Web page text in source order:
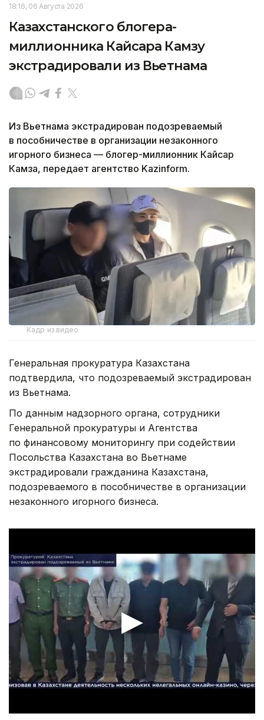
18:16, 06 Августа 2026
Казахстанского блогера-
миллионника Кайсара Камзу
экстрадировали из Вьетнама
Из Вьетнама экстрадирован подозреваемый
в пособничестве в организации незаконного
игорного бизнеса — блогер-миллионник Кайсар
Камза, передает агентство Kazinform.
Кадр из видео
Генеральная прокуратура Казахстана
подтвердила, что подозреваемый экстрадирован
из Вьетнама.
По данным надзорного органа, сотрудники
Генеральной прокуратуры и Агентства
по финансовому мониторингу при содействии
Посольства Казахстана во Вьетнаме
экстрадировали гражданина Казахстана,
подозреваемого в пособничестве в организации
незаконного игорного бизнеса.